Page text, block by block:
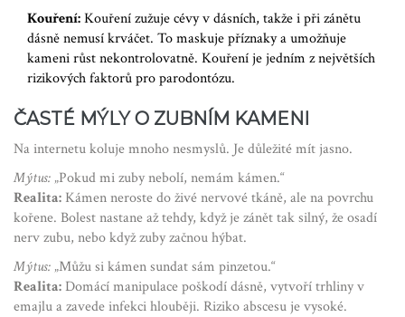
Kouření:Kouření zužuje cévy v dásních, takže i při zánětu
dásně nemusí krváčet. To maskuje příznaky a umožňuje
kameni růst nekontrolovatně. Kouření je jedním z největších
rizikových faktorů pro parodontózu.
ČASTÉ MÝLY O ZUBNÍM KAMENI
Na internetu koluje mnoho nesmyslů. Je důležité mít jasno.
Mýtus: „Pokud mi zuby nebolí, nemám kámen.“
Realita: Kámen neroste do živé nervové tkáně, ale na povrchu
kořene. Bolest nastane až tehdy, když je zánět tak silný, že osadí
nerv zubu, nebo když zuby začnou hýbat.
Mýtus: „Můžu si kámen sundat sám pinzetou.“
Realita:Domácí manipulace poškodí dásně, vytvoří trhliny v
emajlu a zavede infekci hlouběji. Riziko abscesu je vysoké.